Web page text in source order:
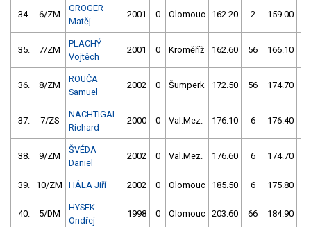
34. 6/ZM
GROGER
Matěj
2001 0 Olomouc 162.20 2 159.00
35. 7/ZM
PLACHÝ
Vojtěch
2001 0 Kroměříž 162.60 56 166.10
36. 8/ZM
ROUČA
Samuel
2002 0 Šumperk 172.50 56 174.70
37. 7/ZS
NACHTIGAL
Richard
2000 0 Val.Mez. 176.10 6 176.40
38. 9/ZM
ŠVÉDA
Daniel
2002 0 Val.Mez. 176.60 6 174.70
39. 10/ZM HÁLA Jiří 2002 0 Olomouc 185.50 6 175.80
40. 5/DM
HYSEK
Ondřej
1998 0 Olomouc 203.60 66 184.90